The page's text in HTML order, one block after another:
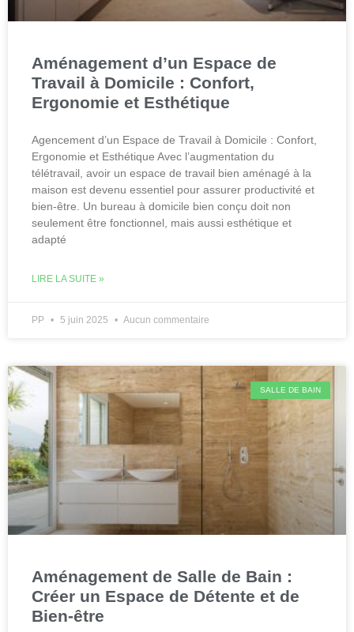
Aménagement d’un Espace de
Travail à Domicile : Confort,
Ergonomie et Esthétique
Agencement d’un Espace de Travail à Domicile : Confort,
Ergonomie et Esthétique Avec l’augmentation du
télétravail, avoir un espace de travail bien aménagé à la
maison est devenu essentiel pour assurer productivité et
bien-être. Un bureau à domicile bien conçu doit non
seulement être fonctionnel, mais aussi esthétique et
adapté
LIRE LA SUITE »
PP 5 juin 2025 Aucun commentaire
SALLE DE BAIN
Aménagement de Salle de Bain :
Créer un Espace de Détente et de
Bien-être